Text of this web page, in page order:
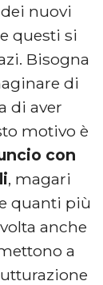
nuovi
questi si
Bisogna
di
di aver
motivo è
con
, magari
quanti più
anche
a